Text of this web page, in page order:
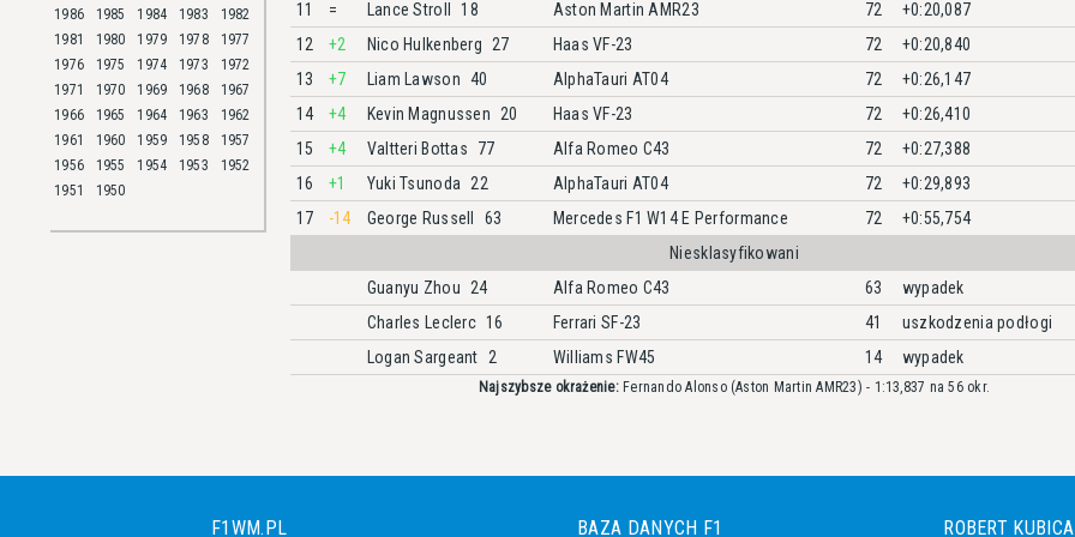
1986
1985 1984 1983
1982
1981
1980 1979 1978
1977
1976
1975 1974 1973
1972
1971
1970 1969 1968
1967
1966
1965 1964 1963
1962
1961
1960 1959 1958
1957
1956
1955 1954 1953
1952
1951
1950
11
= Lance Stroll 18 Aston Martin AMR23 72 +0:20,087
12
+2 Nico Hulkenberg 27 Haas VF-23 72 +0:20,840
13
+7 Liam Lawson 40 AlphaTauri AT04 72 +0:26,147
14
+4 Kevin Magnussen 20 Haas VF-23 72 +0:26,410
15
+4 Valtteri Bottas 77 Alfa Romeo C43 72 +0:27,388
16
+1 Yuki Tsunoda 22 AlphaTauri AT04 72 +0:29,893
17
-14 George Russell 63 Mercedes F1 W14 E Performance 72 +0:55,754
Niesklasyfikowani
Guanyu Zhou
24 Alfa Romeo C43 63 wypadek
Charles Leclerc 16 Ferrari SF-23 41 uszkodzenia podłogi
Logan Sargeant
2 Williams FW45 14 wypadek
Najszybsze okrażenie:Fernando Alonso (Aston Martin AMR23) - 1:13,837 na 56 okr.
F1WM.PL BAZA DANYCH F1 ROBERT KUBICA